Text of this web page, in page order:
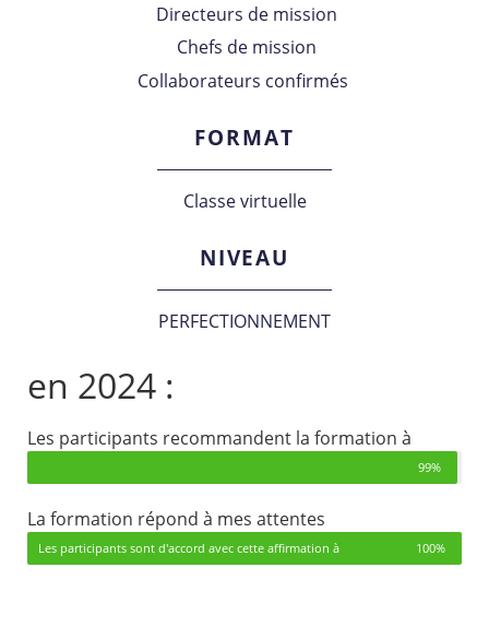
Directeurs de mission
Chefs de mission
Collaborateurs confirmés
FORMAT
Classe virtuelle
NIVEAU
PERFECTIONNEMENT
en 2024 :
Les participants recommandent la formation à
99%
La formation répond à mes attentes
Les participants sont d'accord avec cette affirmation à 100%